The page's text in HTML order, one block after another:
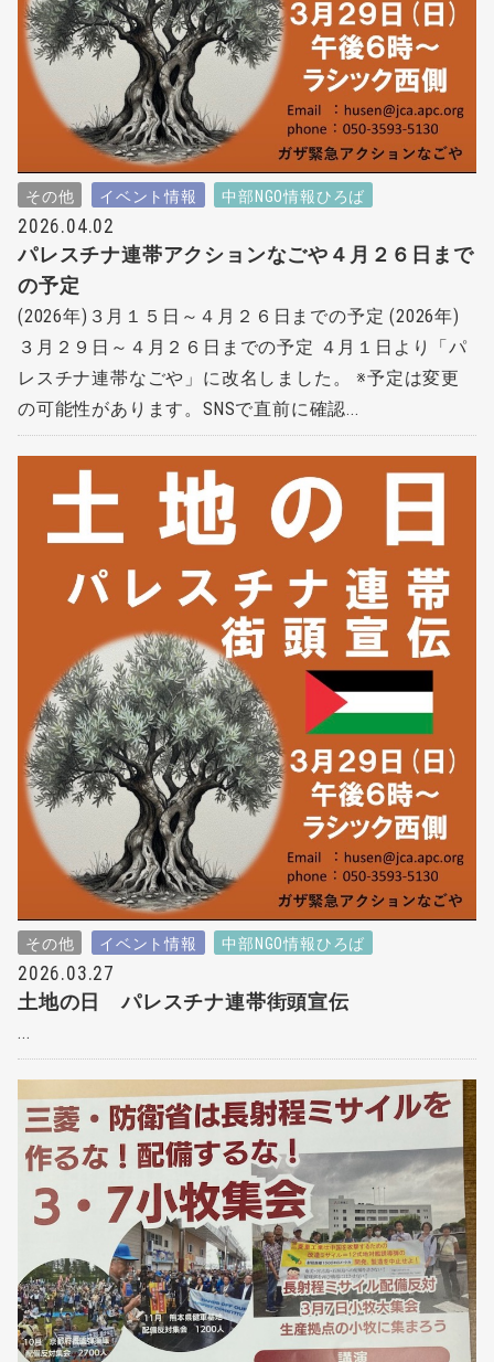
その他 イベント情報 中部NGO情報ひろば
2026.04.02
パレスチナ連帯アクションなごや４月２６日まで
の予定
(2026年)３月１５日～４月２６日までの予定 (2026年)
３月２９日～４月２６日までの予定 ４月１日より「パ
レスチナ連帯なごや」に改名しました。 ※予定は変更
の可能性があります。SNSで直前に確認...
その他 イベント情報 中部NGO情報ひろば
2026.03.27
土地の日 パレスチナ連帯街頭宣伝
...